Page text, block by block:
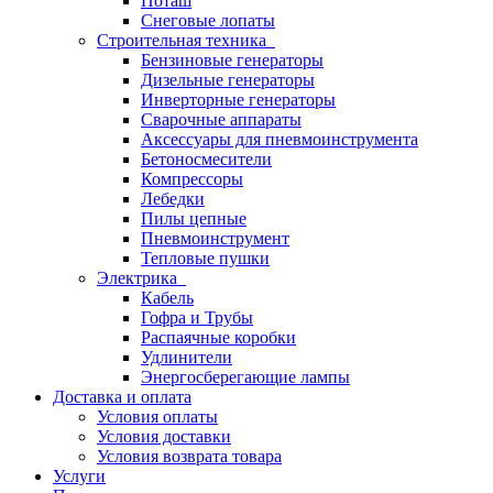
Снеговые лопаты
Строительная техника
Бензиновые генераторы
Дизельные генераторы
Инверторные генераторы
Сварочные аппараты
Аксессуары для пневмоинструмента
Бетоносмесители
Компрессоры
Лебедки
Пилы цепные
Пневмоинструмент
Тепловые пушки
Электрика
Кабель
Гофра и Трубы
Распаячные коробки
Удлинители
Энергосберегающие лампы
Доставка и оплата
Условия оплаты
Условия доставки
Условия возврата товара
Услуги